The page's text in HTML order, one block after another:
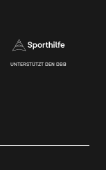
UNTERSTÜTZT DEN DBB